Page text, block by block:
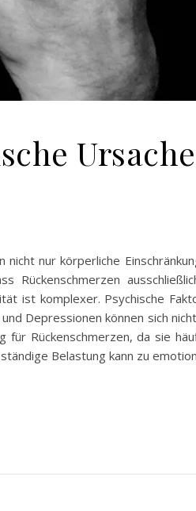
nur körperliche
ist komplexer. Psychische
Depressionen können sich
für Rückenschmerzen, da sie
Belastung kann zu